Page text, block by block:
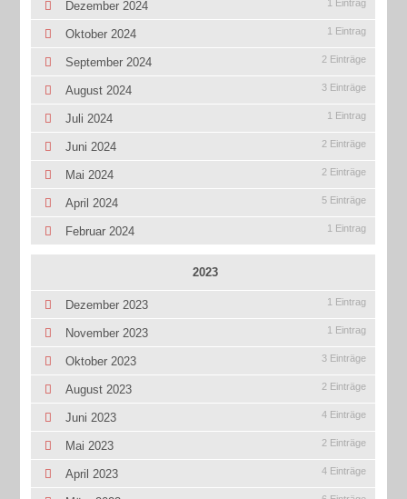
Dezember 2024 1 Eintrag
Oktober 2024 1 Eintrag
September 2024 2 Einträge
August 2024 3 Einträge
Juli 2024 1 Eintrag
Juni 2024 2 Einträge
Mai 2024 2 Einträge
April 2024 5 Einträge
Februar 2024 1 Eintrag
2023
Dezember 2023 1 Eintrag
November 2023 1 Eintrag
Oktober 2023 3 Einträge
August 2023 2 Einträge
Juni 2023 4 Einträge
Mai 2023 2 Einträge
April 2023 4 Einträge